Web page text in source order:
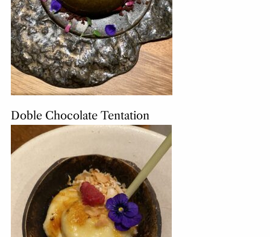
Doble Chocolate Tentation